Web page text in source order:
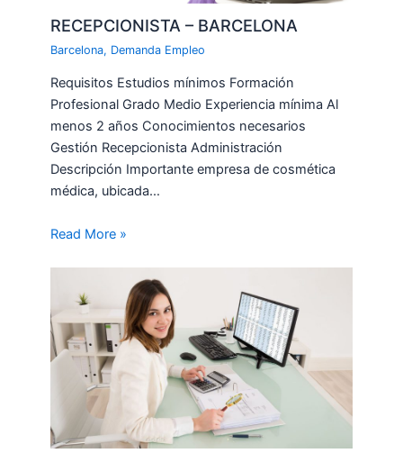
RECEPCIONISTA – BARCELONA
Barcelona, Demanda Empleo
Requisitos Estudios mínimos Formación
Profesional Grado Medio Experiencia mínima Al
menos 2 años Conocimientos necesarios
Gestión Recepcionista Administración
Descripción Importante empresa de cosmética
médica, ubicada…
Read More »